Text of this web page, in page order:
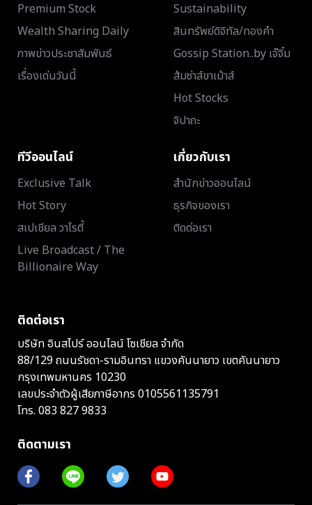
Premium Stock
Wealth Sharing Daily
ภาพข่าวประชาสัมพันธ์
เรื่องเด่นวันนี้
Sustainability
สินทรัพย์ดิจิทัล/ทองคำ
Gossip Station..by เจ๊จิ๋ม
ส้มซ่าส์ขาเม้าส์
Hot Stocks
จิปาถะ
ทีวีออนไลน์
Exclusive Talk
Hot Story
สเปเชียล วาไรตี้
Live Broadcast / The
Billionaire Way
เกี่ยวกับเรา
สำนักข่าวออนไลน์
ธุรกิจของเรา
ติดต่อเรา
ติดต่อเรา
บริษัท อินสไปร์ ออนไลน์ โซเชียล จำกัด
88/129 ถนนรัชดา-รามอินทรา แขวงคันนายาว เขตคันนายาว
กรุงเทพมหานคร 10230
เลขประจำตัวผู้เสียภาษีอากร 0105561135791
โทร. 083 827 9833
ติดตามเรา